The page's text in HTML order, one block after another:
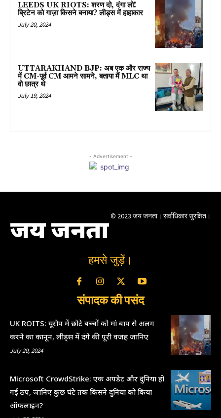
LEEDS UK RIOTS: शरण दो, दंगा लो!
ब्रिटेन को गाज़ा किसने बनाया? लीड्स में हाहाकार
July 20, 2024
UTTARAKHAND BJP: अब एक और राज्य
में CM-पूर्व CM आमने सामने, बताया मैं MLC था
वो छात्र थे
July 19, 2024
- Advertisement -
जय जनता © 2023 जय जनता। सर्वाधिकार सुरक्षित।
हमसे जुड़ें।
संपादक की पसंद
UK ROITS: यूरोप में छोटे बच्चों को मां बाप से अलग
करने का कानून, लीड्स में दंगे की पूरी वजह जानिए
July 20, 2024
Microsoft CrowdStrike: एक अपडेट और दुनिया हो
गई ठप, जानिए कुछ घंटे तक किसने दुनिया को किया
ऑफ़लाइन?